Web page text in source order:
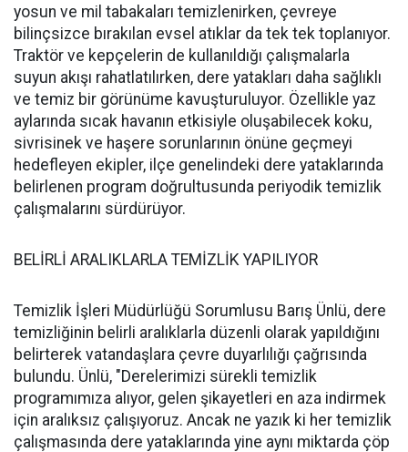
yosun ve mil tabakaları temizlenirken, çevreye
bilinçsizce bırakılan evsel atıklar da tek tek toplanıyor.
Traktör ve kepçelerin de kullanıldığı çalışmalarla
suyun akışı rahatlatılırken, dere yatakları daha sağlıklı
ve temiz bir görünüme kavuşturuluyor. Özellikle yaz
aylarında sıcak havanın etkisiyle oluşabilecek koku,
sivrisinek ve haşere sorunlarının önüne geçmeyi
hedefleyen ekipler, ilçe genelindeki dere yataklarında
belirlenen program doğrultusunda periyodik temizlik
çalışmalarını sürdürüyor.
BELİRLİ ARALIKLARLA TEMİZLİK YAPILIYOR
Temizlik İşleri Müdürlüğü Sorumlusu Barış Ünlü, dere
temizliğinin belirli aralıklarla düzenli olarak yapıldığını
belirterek vatandaşlara çevre duyarlılığı çağrısında
bulundu. Ünlü, "Derelerimizi sürekli temizlik
programımıza alıyor, gelen şikayetleri en aza indirmek
için aralıksız çalışıyoruz. Ancak ne yazık ki her temizlik
çalışmasında dere yataklarında yine aynı miktarda çöp